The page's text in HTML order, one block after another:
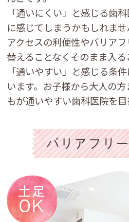
「通いにくい」と感じる歯
に感じてしまうかもしれませ
アクセスの利便性やバリア
替えることなくそのまま入る
「通いやすい」と感じる条
います。お子様から大人の
もが通いやすい歯科医院を目
バリアフリ
土足
OK